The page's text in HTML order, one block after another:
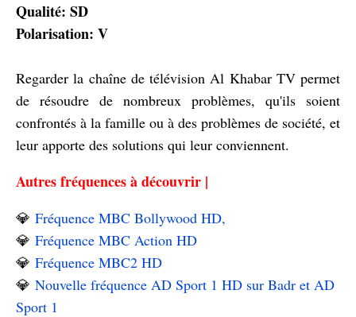
Qualité: SD
Polarisation: V
Regarder la chaîne de télévision Al Khabar TV permet
de résoudre de nombreux problèmes, qu'ils soient
confrontés à la famille ou à des problèmes de société, et
leur apporte des solutions qui leur conviennent.
Autres fréquences à découvrir |
💎 Fréquence MBC Bollywood HD,
💎 Fréquence MBC Action HD
💎 Fréquence MBC2 HD
💎 Nouvelle fréquence AD Sport 1 HD sur Badr et AD
Sport 1